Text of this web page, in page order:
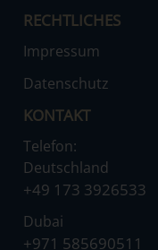
RECHTLICHES
Impressum
Datenschutz
KONTAKT
Telefon:
Deutschland
‌+49 173 3926533
Dubai
‌+971 585690511